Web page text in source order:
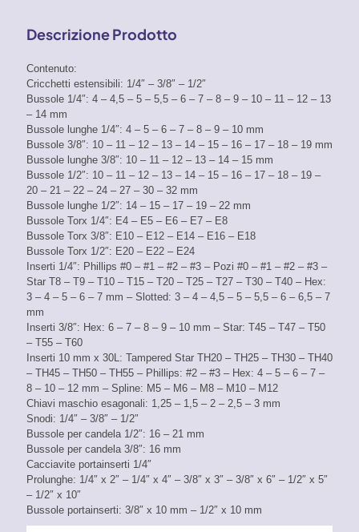
Descrizione Prodotto
Contenuto:
Cricchetti estensibili: 1/4″ – 3/8″ – 1/2″
Bussole 1/4″: 4 – 4,5 – 5 – 5,5 – 6 – 7 – 8 – 9 – 10 – 11 – 12 – 13
– 14 mm
Bussole lunghe 1/4″: 4 – 5 – 6 – 7 – 8 – 9 – 10 mm
Bussole 3/8″: 10 – 11 – 12 – 13 – 14 – 15 – 16 – 17 – 18 – 19 mm
Bussole lunghe 3/8″: 10 – 11 – 12 – 13 – 14 – 15 mm
Bussole 1/2″: 10 – 11 – 12 – 13 – 14 – 15 – 16 – 17 – 18 – 19 –
20 – 21 – 22 – 24 – 27 – 30 – 32 mm
Bussole lunghe 1/2″: 14 – 15 – 17 – 19 – 22 mm
Bussole Torx 1/4″: E4 – E5 – E6 – E7 – E8
Bussole Torx 3/8″: E10 – E12 – E14 – E16 – E18
Bussole Torx 1/2″: E20 – E22 – E24
Inserti 1/4″: Phillips #0 – #1 – #2 – #3 – Pozi #0 – #1 – #2 – #3 –
Star T8 – T9 – T10 – T15 – T20 – T25 – T27 – T30 – T40 – Hex:
3 – 4 – 5 – 6 – 7 mm – Slotted: 3 – 4 – 4,5 – 5 – 5,5 – 6 – 6,5 – 7
mm
Inserti 3/8″: Hex: 6 – 7 – 8 – 9 – 10 mm – Star: T45 – T47 – T50
– T55 – T60
Inserti 10 mm x 30L: Tampered Star TH20 – TH25 – TH30 – TH40
– TH45 – TH50 – TH55 – Phillips: #2 – #3 – Hex: 4 – 5 – 6 – 7 –
8 – 10 – 12 mm – Spline: M5 – M6 – M8 – M10 – M12
Chiavi maschio esagonali: 1,25 – 1,5 – 2 – 2,5 – 3 mm
Snodi: 1/4″ – 3/8″ – 1/2″
Bussole per candela 1/2″: 16 – 21 mm
Bussole per candela 3/8″: 16 mm
Cacciavite portainserti 1/4″
Prolunghe: 1/4″ x 2″ – 1/4″ x 4″ – 3/8″ x 3″ – 3/8″ x 6″ – 1/2″ x 5″
– 1/2″ x 10″
Bussole portainserti: 3/8″ x 10 mm – 1/2″ x 10 mm